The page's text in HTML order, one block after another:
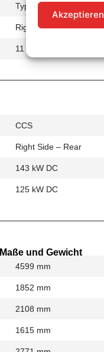
Akzeptieren
Type 2
Right Side – Rear
11 kW AC
CCS
Right Side – Rear
143 kW DC
125 kW DC
Maße und Gewicht
4599 mm
1852 mm
2108 mm
1615 mm